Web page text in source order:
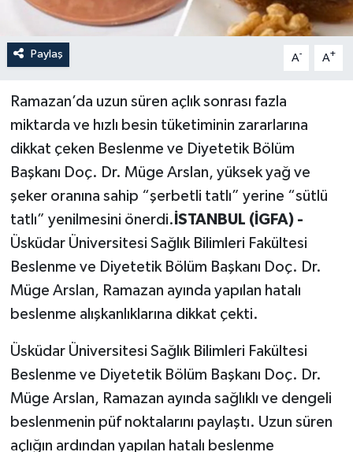
Paylaş A- A+
Ramazan’da uzun süren açlık sonrası fazla
miktarda ve hızlı besin tüketiminin zararlarına
dikkat çeken Beslenme ve Diyetetik Bölüm
Başkanı Doç. Dr. Müge Arslan, yüksek yağ ve
şeker oranına sahip “şerbetli tatlı” yerine “sütlü
tatlı” yenilmesini önerdi. İSTANBUL (İGFA) -
Üsküdar Üniversitesi Sağlık Bilimleri Fakültesi
Beslenme ve Diyetetik Bölüm Başkanı Doç. Dr.
Müge Arslan, Ramazan ayında yapılan hatalı
beslenme alışkanlıklarına dikkat çekti.
Üsküdar Üniversitesi Sağlık Bilimleri Fakültesi
Beslenme ve Diyetetik Bölüm Başkanı Doç. Dr.
Müge Arslan, Ramazan ayında sağlıklı ve dengeli
beslenmenin püf noktalarını paylaştı. Uzun süren
açlığın ardından yapılan hatalı beslenme